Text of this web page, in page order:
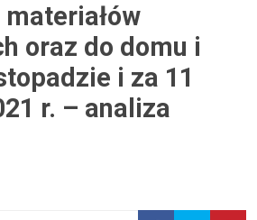
oraz do domu i
i za 11
r. – analiza